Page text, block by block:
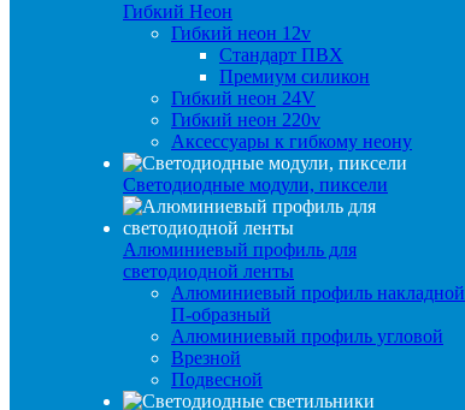
Гибкий Неон
Гибкий неон 12v
Стандарт ПВХ
Премиум силикон
Гибкий неон 24V
Гибкий неон 220v
Аксессуары к гибкому неону
Светодиодные модули, пиксели
Алюминиевый профиль для
светодиодной ленты
Алюминиевый профиль накладной
П-образный
Алюминиевый профиль угловой
Врезной
Подвесной